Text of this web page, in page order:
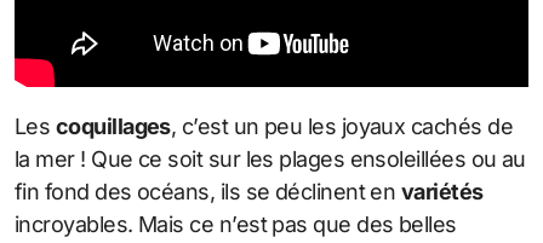
Les coquillages, c’est un peu les joyaux cachés de
la mer ! Que ce soit sur les plages ensoleillées ou au
fin fond des océans, ils se déclinent en variétés
incroyables. Mais ce n’est pas que des belles